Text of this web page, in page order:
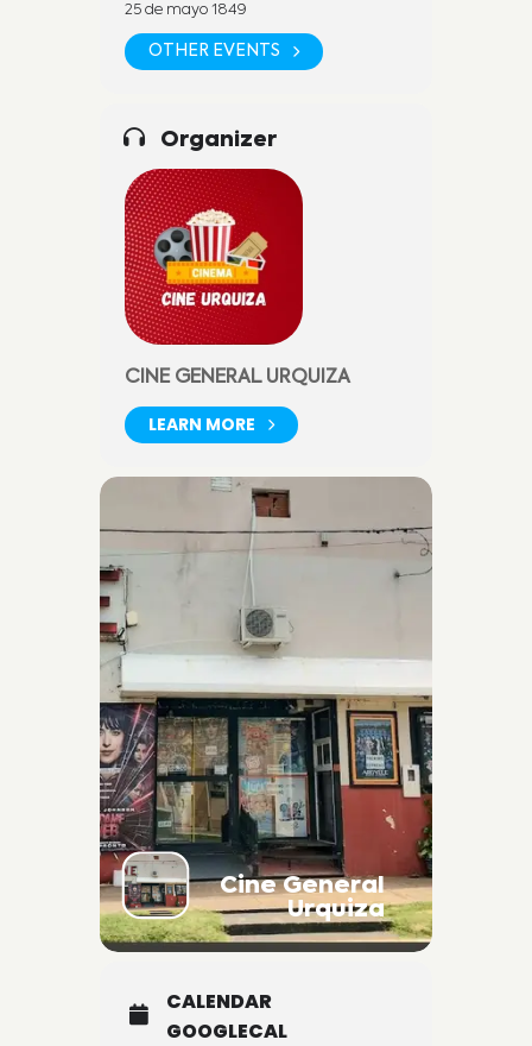
25 de mayo 1849
OTHER EVENTS
Organizer
CINE GENERAL URQUIZA
LEARN MORE
Cine General
Urquiza
CALENDAR
GOOGLECAL